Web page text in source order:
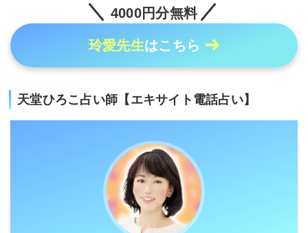
4000円分無料
玲愛先生はこちら
天堂ひろこ占い師【エキサイト電話占い】